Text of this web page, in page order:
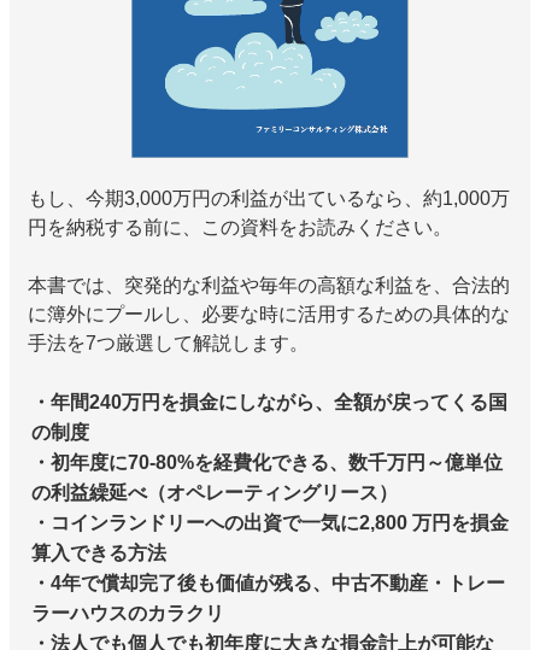
もし、今期3,000万円の利益が出ているなら、約1,000万
円を納税する前に、この資料をお読みください。
本書では、突発的な利益や毎年の高額な利益を、合法的
に簿外にプールし、必要な時に活用するための具体的な
手法を7つ厳選して解説します。
・年間240万円を損金にしながら、全額が戻ってくる国
の制度
・初年度に70-80%を経費化できる、数千万円～億単位
の利益繰延べ（オペレーティングリース）
・コインランドリーへの出資で一気に2,800 万円を損金
算入できる方法
・4年で償却完了後も価値が残る、中古不動産・トレー
ラーハウスのカラクリ
・法人でも個人でも初年度に大きな損金計上が可能な